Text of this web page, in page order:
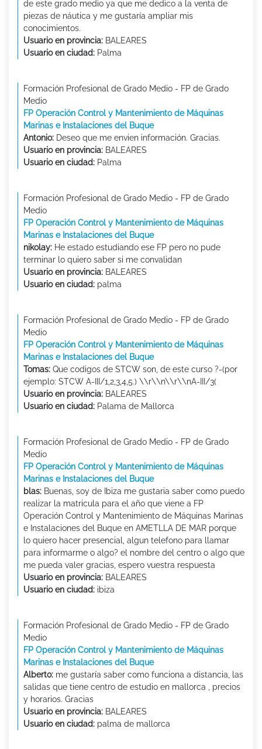
de este grado medio ya que me dedico a la venta de
piezas de náutica y me gustaría ampliar mis
conocimientos.
Usuario en provincia: BALEARES
Usuario en ciudad: Palma
Formación Profesional de Grado Medio - FP de Grado
Medio
FP Operación Control y Mantenimiento de Máquinas
Marinas e Instalaciones del Buque
Antonio: Deseo que me envien información. Gracias.
Usuario en provincia: BALEARES
Usuario en ciudad: Palma
Formación Profesional de Grado Medio - FP de Grado
Medio
FP Operación Control y Mantenimiento de Máquinas
Marinas e Instalaciones del Buque
nikolay: He estado estudiando ese FP pero no pude
terminar lo quiero saber si me convalidan
Usuario en provincia: BALEARES
Usuario en ciudad: palma
Formación Profesional de Grado Medio - FP de Grado
Medio
FP Operación Control y Mantenimiento de Máquinas
Marinas e Instalaciones del Buque
Tomas: Que codigos de STCW son, de este curso ?-(por
ejemplo: STCW A-III/1,2,3,4,5.) \\r\\n\\r\\nA-III/3(
Usuario en provincia: BALEARES
Usuario en ciudad: Palama de Mallorca
Formación Profesional de Grado Medio - FP de Grado
Medio
FP Operación Control y Mantenimiento de Máquinas
Marinas e Instalaciones del Buque
blas: Buenas, soy de Ibiza me gustaria saber como puedo
realizar la matricula para el año que viene a FP
Operación Control y Mantenimiento de Máquinas Marinas
e Instalaciones del Buque en AMETLLA DE MAR porque
lo quiero hacer presencial, algun telefono para llamar
para informarme o algo? el nombre del centro o algo que
me pueda valer gracias, espero vuestra respuesta
Usuario en provincia: BALEARES
Usuario en ciudad: ibiza
Formación Profesional de Grado Medio - FP de Grado
Medio
FP Operación Control y Mantenimiento de Máquinas
Marinas e Instalaciones del Buque
Alberto: me gustaría saber como funciona a distancia, las
salidas que tiene centro de estudio en mallorca , precios
y horarios. Gracias
Usuario en provincia: BALEARES
Usuario en ciudad: palma de mallorca